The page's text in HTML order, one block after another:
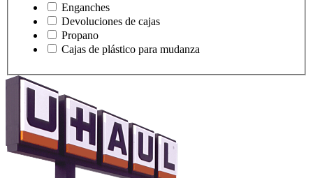
Enganches
Devoluciones de cajas
Propano
Cajas de plástico para mudanza